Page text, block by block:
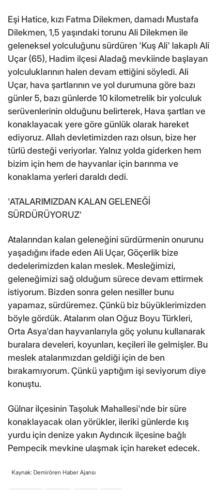
Eşi Hatice, kızı Fatma Dilekmen, damadı Mustafa
Dilekmen, 1,5 yaşındaki torunu Ali Dilekmen ile
geleneksel yolculuğunu sürdüren 'Kuş Ali' lakaplı Ali
Uçar (65), Hadim ilçesi Aladağ mevkiinde başlayan
yolculuklarının halen devam ettiğini söyledi. Ali
Uçar, hava şartlarının ve yol durumuna göre bazı
günler 5, bazı günlerde 10 kilometrelik bir yolculuk
serüvenlerinin olduğunu belirterek, Hava şartları ve
konaklayacak yere göre günlük olarak hareket
ediyoruz. Allah devletimizden razı olsun, bize her
türlü desteği veriyorlar. Yalnız yolda giderken hem
bizim için hem de hayvanlar için barınma ve
konaklama yerleri daraldı dedi.
'ATALARIMIZDAN KALAN GELENEĞİ
SÜRDÜRÜYORUZ'
Atalarından kalan geleneğini sürdürmenin onurunu
yaşadığını ifade eden Ali Uçar, Göçerlik bize
dedelerimizden kalan meslek. Mesleğimizi,
geleneğimizi sağ olduğum sürece devam ettirmek
istiyorum. Bizden sonra gelen nesiller bunu
yapamaz, sürdüremez. Çünkü biz büyüklerimizden
böyle gördük. Atalarım olan Oğuz Boyu Türkleri,
Orta Asya'dan hayvanlarıyla göç yolunu kullanarak
buralara develeri, koyunları, keçileri ile gelmişler. Bu
meslek atalarımızdan geldiği için de ben
bırakamıyorum. Çünkü yaptığım işi seviyorum diye
konuştu.
Gülnar ilçesinin Taşoluk Mahallesi'nde bir süre
konaklayacak olan yörükler, ileriki günlerde kış
yurdu için denize yakın Aydıncık ilçesine bağlı
Pempecik mevkine ulaşmak için hareket edecek.
Kaynak: Demirören Haber Ajansı